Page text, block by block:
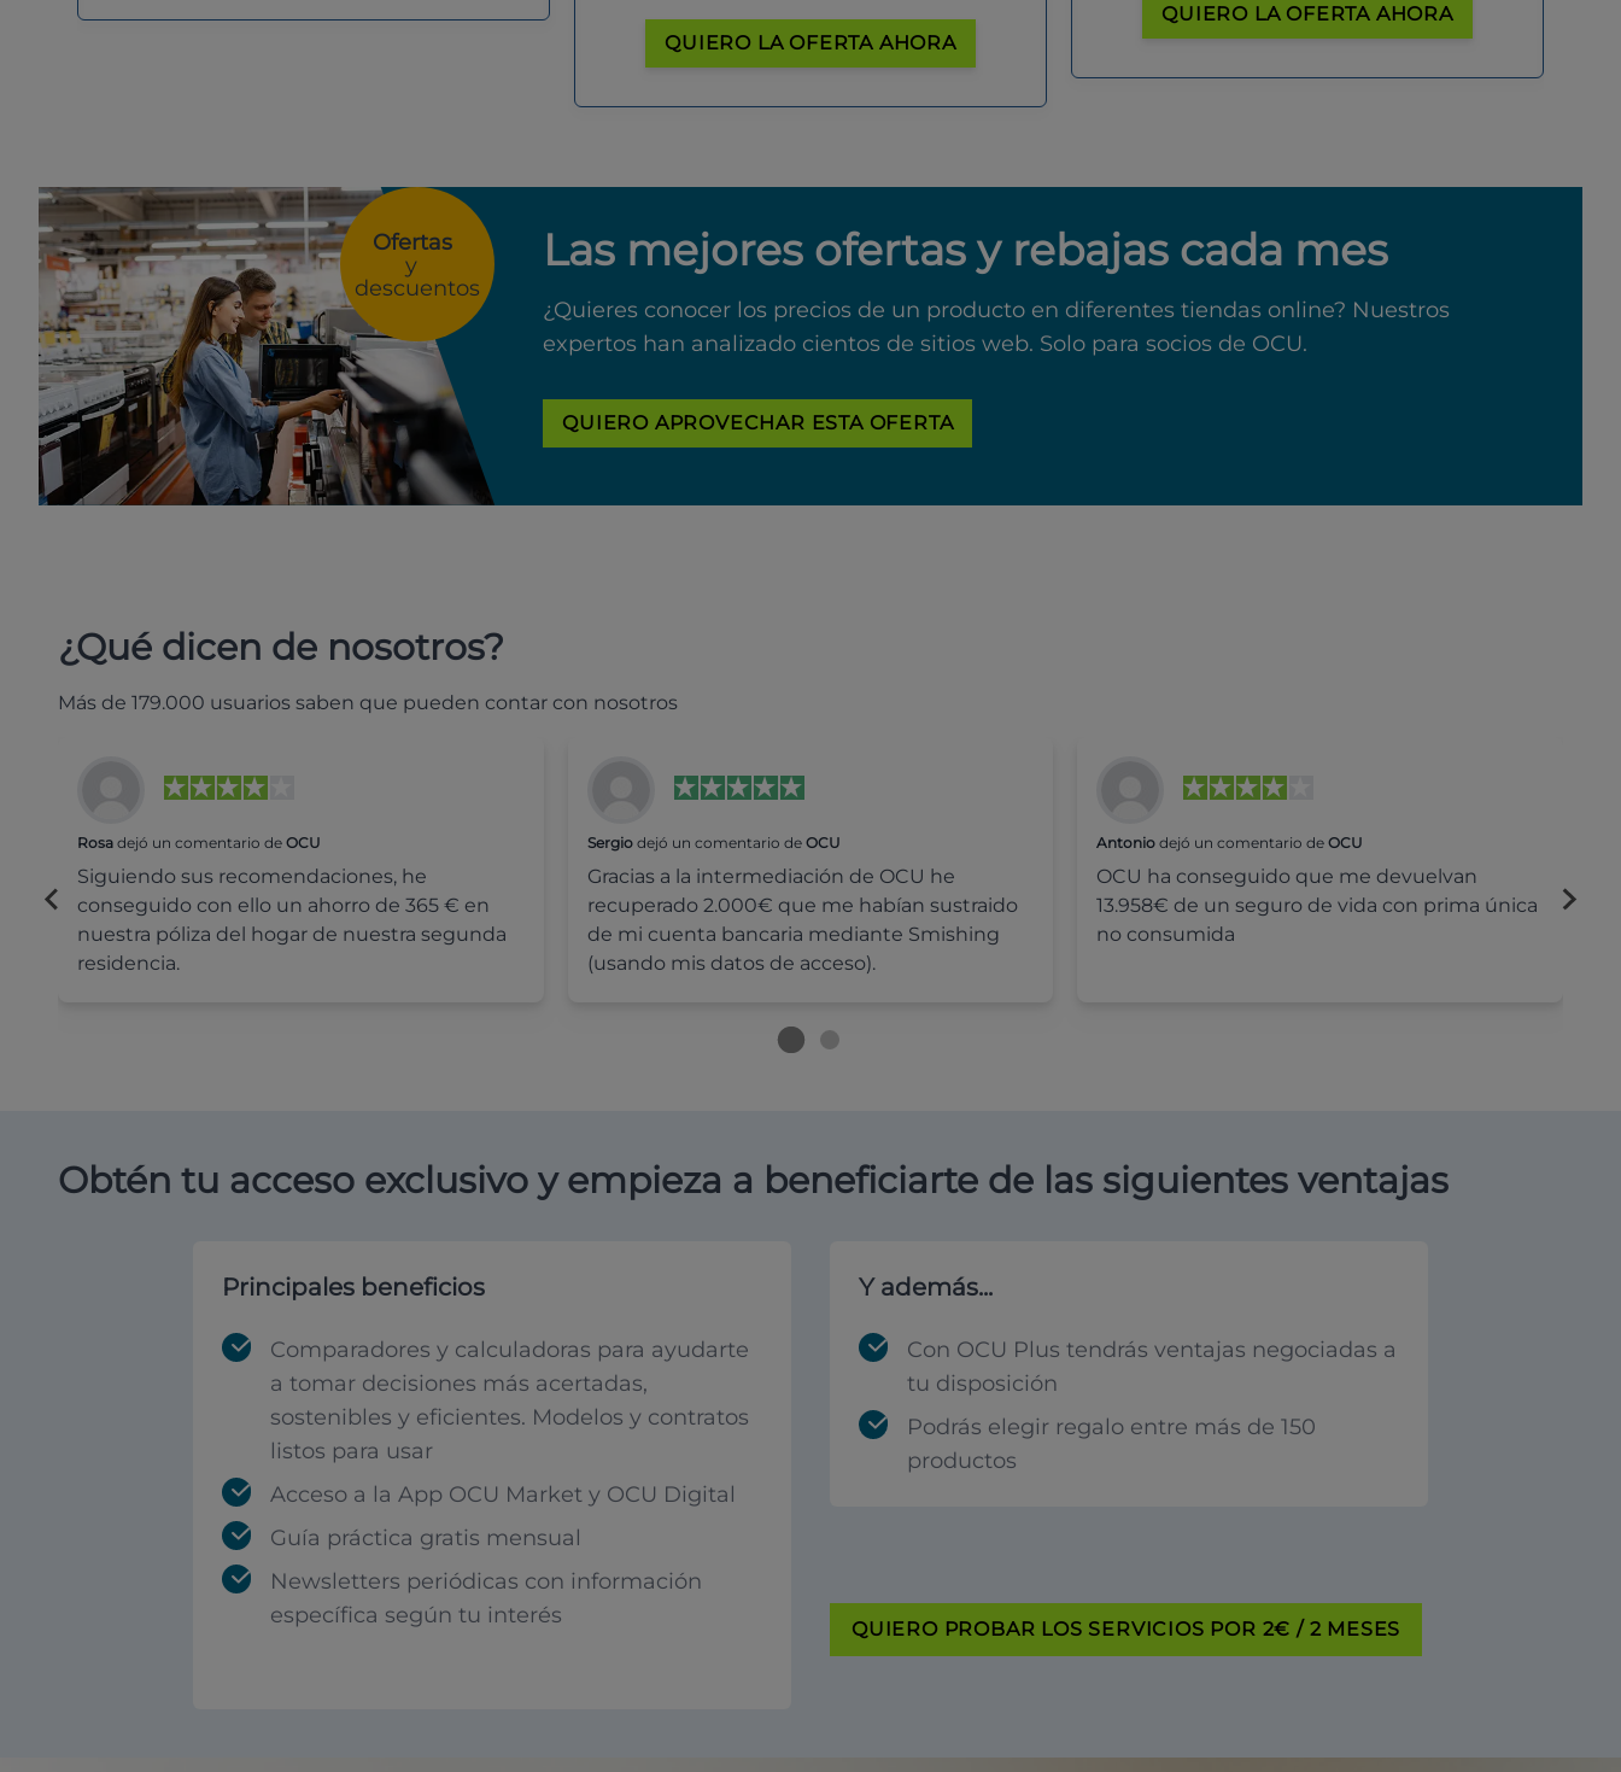
QUIERO LA OFERTA AHORA
QUIERO LA OFERTA AHORA
Ofertas
y
descuentos
Las mejores ofertas y rebajas cada mes
¿Quieres conocer los precios de un producto en diferentes tiendas online? Nuestros
expertos han analizado cientos de sitios web. Solo para socios de OCU.
QUIERO APROVECHAR ESTA OFERTA
¿Qué dicen de nosotros?
Más de 179.000 usuarios saben que pueden contar con nosotros
Rosa dejó un comentario de OCU
Siguiendo sus recomendaciones, he
conseguido con ello un ahorro de 365 € en
nuestra póliza del hogar de nuestra segunda
residencia.
Sergiodejó un comentario de OCU
Gracias a la intermediación de OCU he
recuperado 2.000€ que me habían sustraido
de mi cuenta bancaria mediante Smishing
(usando mis datos de acceso).
Antonio dejó un comentario deOCU
OCU ha conseguido que me devuelvan
13.958€ de un seguro de vida con prima única
no consumida
Obtén tu acceso exclusivo y empieza a beneficiarte de las siguientes ventajas
Principales beneficios
Comparadores y calculadoras para ayudarte
a tomar decisiones más acertadas,
sostenibles y eficientes. Modelos y contratos
listos para usar
Acceso a la App OCU Market y OCU Digital
Guía práctica gratis mensual
Newsletters periódicas con información
específica según tu interés
Y además...
Con OCU Plus tendrás ventajas negociadas a
tu disposición
Podrás elegir regalo entre más de 150
productos
QUIERO PROBAR LOS SERVICIOS POR 2€ / 2 MESES